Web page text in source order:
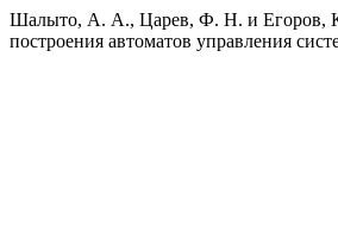
Шалыто, А. А., Царев, Ф. Н. и Егоров, К.
построения автоматов управления